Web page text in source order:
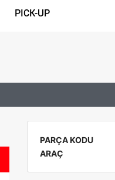
PICK-UP
PARÇA KODU
ARAÇ